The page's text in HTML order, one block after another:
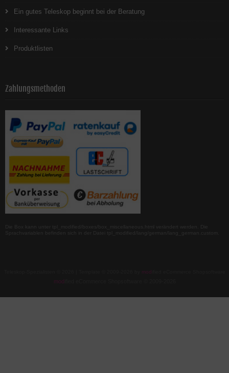
Ein gutes Teleskop beginnt bei der Beratung
Interessante Links
Produktlisten
Zahlungsmethoden
Die Box kann unter tpl_modified/boxes/box_miscellaneous.html verändert werden. Die
Sprachvariablen befinden sich in der Datei tpl_modified/lang/german/lang_german.custom.
mod
mod